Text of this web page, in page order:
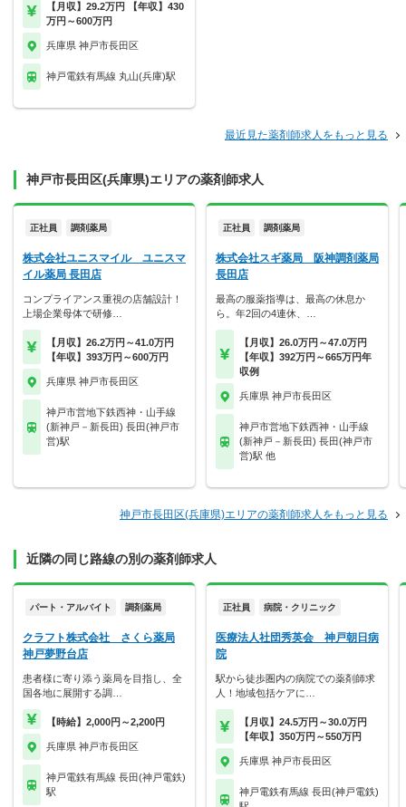
【月収】29.2万円 【年収】430
万円～600万円
兵庫県 神戸市長田区
神戸電鉄有馬線 丸山(兵庫)駅
最近見た薬剤師求人をもっと見る
神戸市長田区(兵庫県)エリアの薬剤師求人
正社員 調剤薬局
株式会社ユニスマイル ユニスマ
イル薬局 長田店
コンプライアンス重視の店舗設計！
上場企業母体で研修…
【月収】26.2万円～41.0万円
【年収】393万円～600万円
兵庫県 神戸市長田区
神戸市営地下鉄西神・山手線
(新神戸－新長田) 長田(神戸市
営)駅
正社員 調剤薬局
株式会社スギ薬局 阪神調剤薬局
長田店
最高の服薬指導は、最高の休息か
ら。年2回の4連休、…
【月収】26.0万円～47.0万円
【年収】392万円～665万円年
収例
兵庫県 神戸市長田区
神戸市営地下鉄西神・山手線
(新神戸－新長田) 長田(神戸市
営)駅 他
神戸市長田区(兵庫県)エリアの薬剤師求人をもっと見る
近隣の同じ路線の別の薬剤師求人
パート・アルバイト 調剤薬局
クラフト株式会社 さくら薬局
神戸夢野台店
患者様に寄り添う薬局を目指し、全
国各地に展開する調…
【時給】2,000円～2,200円
兵庫県 神戸市長田区
神戸電鉄有馬線 長田(神戸電鉄)
駅
正社員 病院・クリニック
医療法人社団秀英会 神戸朝日病
院
駅から徒歩圏内の病院での薬剤師求
人！地域包括ケアに…
【月収】24.5万円～30.0万円
【年収】350万円～550万円
兵庫県 神戸市長田区
神戸電鉄有馬線 長田(神戸電鉄)